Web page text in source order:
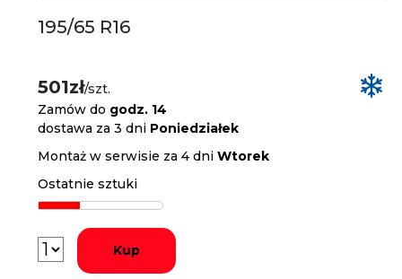
195/65 R16
501zł/szt.
Zamów do godz. 14
dostawa za 3 dni Poniedziałek
Montaż w serwisie za 4 dniWtorek
Ostatnie sztuki
Kup